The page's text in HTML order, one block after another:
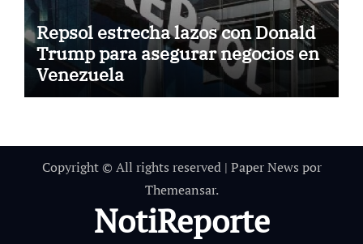
Repsol estrecha lazos con Donald
Trump para asegurar negocios en
Venezuela
Copyright © All rights reserved | Paper News por
Themeansar.
NotiReporte